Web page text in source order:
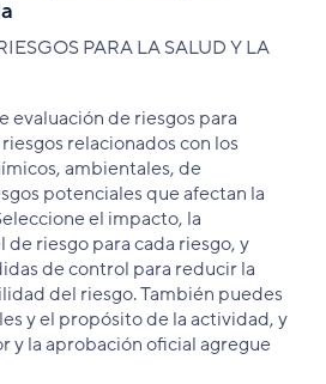
evaluación de riesgos para
relacionados con los
ambientales, de
potenciales que afectan la
el impacto, la
riesgo para cada riesgo, y
de control para reducir la
del riesgo. También puedes
y el propósito de la actividad, y
y la aprobación oficial agregue